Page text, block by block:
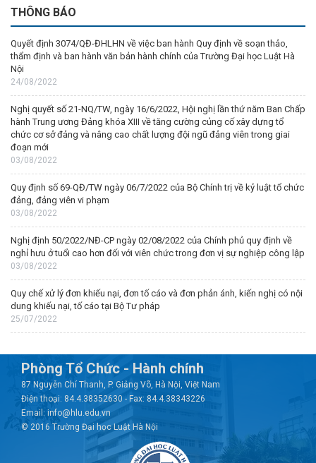
THÔNG BÁO
Quyết định 3074/QĐ-ĐHLHN về việc ban hành Quy định về soạn thảo,
thẩm định và ban hành văn bản hành chính của Trường Đại học Luật Hà
Nội
24/08/2022
Nghị quyết số 21-NQ/TW, ngày 16/6/2022, Hội nghị lần thứ năm Ban Chấp
hành Trung ương Đảng khóa XIII về tăng cường củng cố xây dựng tổ
chức cơ sở đảng và nâng cao chất lượng đội ngũ đảng viên trong giai
đoạn mới
03/08/2022
Quy định số 69-QĐ/TW ngày 06/7/2022 của Bộ Chính trị về kỷ luật tổ chức
đảng, đảng viên vi phạm
03/08/2022
Nghị định 50/2022/NĐ-CP ngày 02/08/2022 của Chính phủ quy định về
nghỉ hưu ở tuổi cao hơn đối với viên chức trong đơn vị sự nghiệp công lập
03/08/2022
Quy chế xử lý đơn khiếu nại, đơn tố cáo và đơn phản ánh, kiến nghị có nội
dung khiếu nại, tố cáo tại Bộ Tư pháp
25/07/2022
Phòng Tổ Chức - Hành chính
87 Nguyễn Chí Thanh, P. Giảng Võ, Hà Nội, Việt Nam
Điện thoại: 84.4.38352630 - Fax: 84.4.38343226
Email: info@hlu.edu.vn
© 2016 Trường Đại học Luật Hà Nội